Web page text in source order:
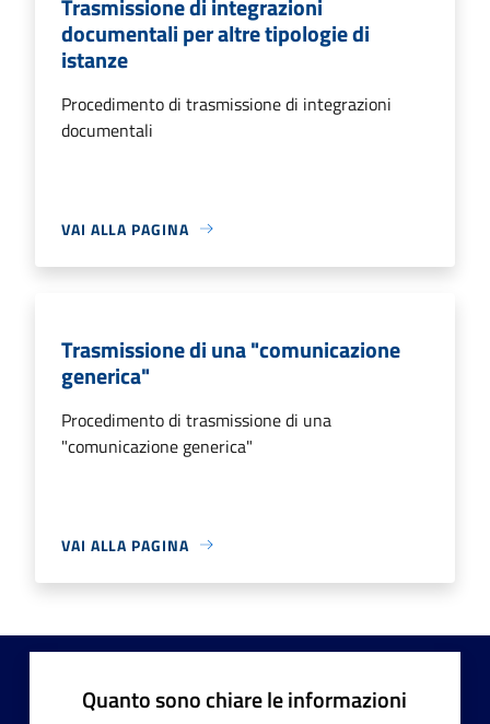
documentali per altre tipologie di
istanze
Procedimento di trasmissione di integrazioni
documentali
VAI ALLA PAGINA
Trasmissione di una "comunicazione
generica"
Procedimento di trasmissione di una
"comunicazione generica"
VAI ALLA PAGINA
Quanto sono chiare le informazioni